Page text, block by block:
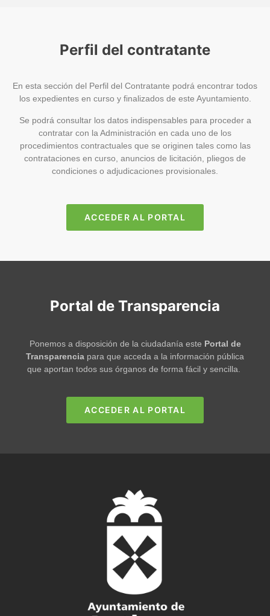
Perfil del contratante
En esta sección del Perfil del Contratante podrá encontrar todos
los expedientes en curso y finalizados de este Ayuntamiento.
Se podrá consultar los datos indispensables para proceder a
contratar con la Administración en cada uno de los
procedimientos contractuales que se originen tales como las
contrataciones en curso, anuncios de licitación, pliegos de
condiciones o adjudicaciones provisionales.
ACCEDER AL PORTAL
Portal de Transparencia
Ponemos a disposición de la ciudadanía este Portal de
Transparencia para que acceda a la información pública
que aportan todos sus órganos de forma fácil y sencilla.
ACCEDER AL PORTAL